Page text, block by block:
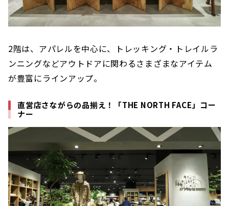
2階は、アパレルを中心に、トレッキング・トレイルラ
ンニングなどアウトドアに関わるさまざまなアイテム
が豊富にラインアップ。
直営店さながらの品揃え！「THE NORTH FACE」コー
ナー